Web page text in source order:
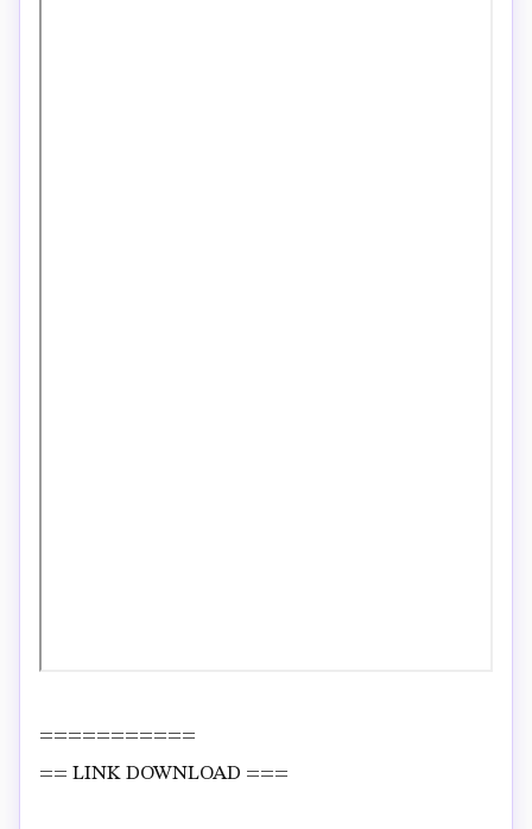
===========
== LINK DOWNLOAD ===